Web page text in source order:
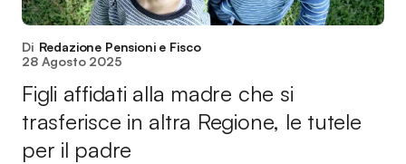
Di Redazione Pensioni e Fisco
28 Agosto 2025
Figli affidati alla madre che si
trasferisce in altra Regione, le tutele
per il padre